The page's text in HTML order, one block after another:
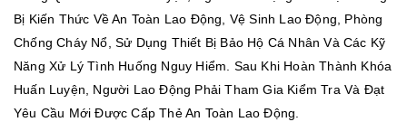
Bị Kiến Thức Về An Toàn Lao Động, Vệ Sinh Lao Động, Phòng
Chống Cháy Nổ, Sử Dụng Thiết Bị Bảo Hộ Cá Nhân Và Các Kỹ
Năng Xử Lý Tình Huống Nguy Hiểm. Sau Khi Hoàn Thành Khóa
Huấn Luyện, Người Lao Động Phải Tham Gia Kiểm Tra Và Đạt
Yêu Cầu Mới Được Cấp Thẻ An Toàn Lao Động.